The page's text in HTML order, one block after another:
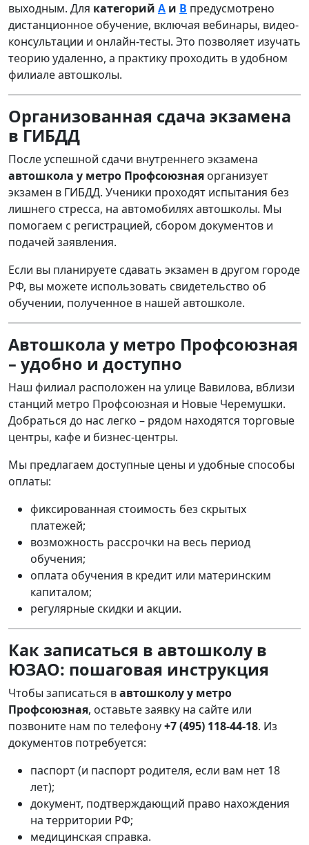
выходным. Для категорий А и B предусмотрено
дистанционное обучение, включая вебинары, видео-
консультации и онлайн-тесты. Это позволяет изучать
теорию удаленно, а практику проходить в удобном
филиале автошколы.
Организованная сдача экзамена
в ГИБДД
После успешной сдачи внутреннего экзамена
автошкола у метро Профсоюзная организует
экзамен в ГИБДД. Ученики проходят испытания без
лишнего стресса, на автомобилях автошколы. Мы
помогаем с регистрацией, сбором документов и
подачей заявления.
Если вы планируете сдавать экзамен в другом городе
РФ, вы можете использовать свидетельство об
обучении, полученное в нашей автошколе.
Автошкола у метро Профсоюзная
– удобно и доступно
Наш филиал расположен на улице Вавилова, вблизи
станций метро Профсоюзная и Новые Черемушки.
Добраться до нас легко – рядом находятся торговые
центры, кафе и бизнес-центры.
Мы предлагаем доступные цены и удобные способы
оплаты:
фиксированная стоимость без скрытых
платежей;
возможность рассрочки на весь период
обучения;
оплата обучения в кредит или материнским
капиталом;
регулярные скидки и акции.
Как записаться в автошколу в
ЮЗАО: пошаговая инструкция
Чтобы записаться вавтошколу у метро
Профсоюзная, оставьте заявку на сайте или
позвоните нам по телефону+7 (495) 118-44-18. Из
документов потребуется:
паспорт (и паспорт родителя, если вам нет 18
лет);
документ, подтверждающий право нахождения
на территории РФ;
медицинская справка.